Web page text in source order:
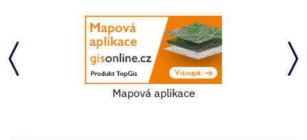
Mapová aplikace